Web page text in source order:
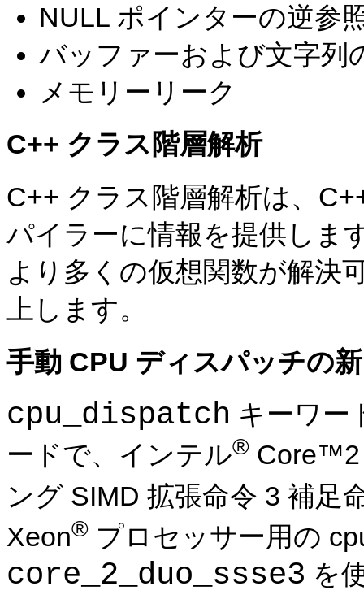
NULL ポインターの逆参
バッファーおよび文字列
メモリーリーク
C++ クラス階層解析
C++ クラス階層解析は、
パイラーに情報を提供しま
より多くの仮想関数が解決
上します。
手動 CPU ディスパッチの
cpu_dispatch キーワ
ードで、インテル® Core™2
ング SIMD 拡張命令 3 補足
Xeon® プロセッサー用の
core_2_duo_ssse3 を